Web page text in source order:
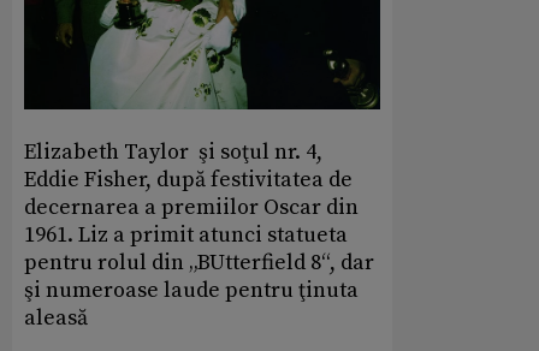
Elizabeth Taylor şi soţul nr. 4,
Eddie Fisher, după festivitatea de
decernarea a premiilor Oscar din
1961. Liz a primit atunci statueta
pentru rolul din „BUtterfield 8“, dar
şi numeroase laude pentru ţinuta
aleasă